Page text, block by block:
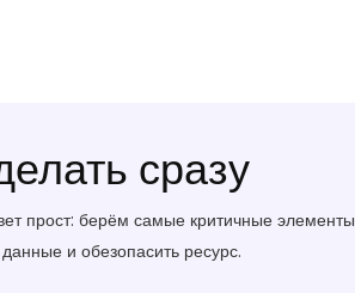
сразу
прост: берём самые критичные
и обезопасить ресурс.